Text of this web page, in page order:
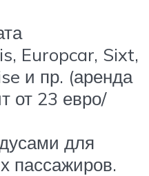
Europcar, Sixt,
и пр. (аренда
от 23 евро/
для
пассажиров.